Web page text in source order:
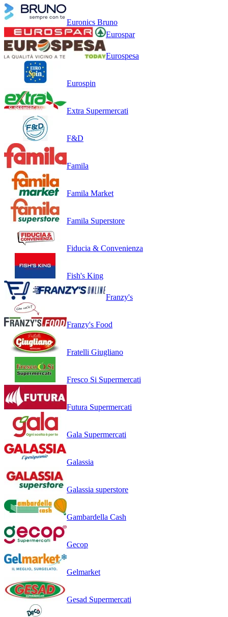
Euronics Bruno
Eurospar
Eurospesa
Eurospin
Extra Supermercati
F&D
Famila
Famila Market
Famila Superstore
Fiducia & Convenienza
Fish's King
Franzy's
Franzy's Food
Fratelli Giugliano
Fresco Si Supermercati
Futura Supermercati
Gala Supermercati
Galassia
Galassia superstore
Gambardella Cash
Gecop
Gelmarket
Gesad Supermercati